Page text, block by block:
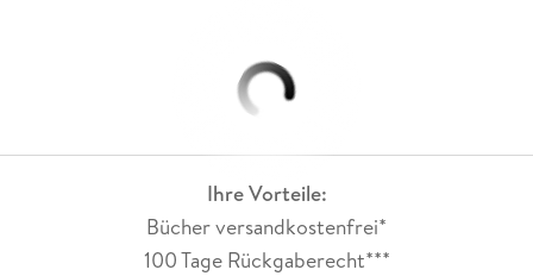
Ihre Vorteile:
Bücher versandkostenfrei*
100 Tage Rückgaberecht***